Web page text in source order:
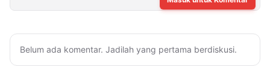
Belum ada komentar. Jadilah yang pertama berdiskusi.